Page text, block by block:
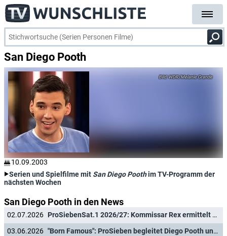
San Diego Pooth
WDR/Melanie Grande
10.09.2003
Serien und Spielfilme mit San Diego Poothim TV-Programm der
nächsten Wochen
San Diego Pooth in den News
02.07.2026
ProSiebenSat.1 2026/27: Kommissar Rex ermittelt weiter, Richter Hold kehrt zurück, Joko & Klaas machen Urlaub
03.06.2026
"Born Famous": ProSieben begleitet Diego Pooth und weitere Promi-Kinder